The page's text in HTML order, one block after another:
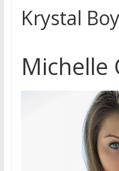
Krystal
Michelle